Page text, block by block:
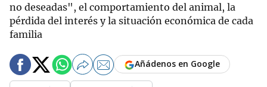
no deseadas", el comportamiento del animal, la
pérdida del interés y la situación económica de cada
familia
Añádenos en Google